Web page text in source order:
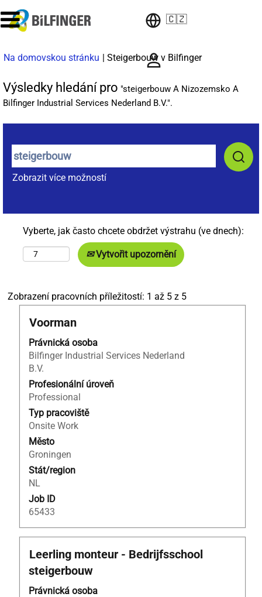
🇨🇿
Na domovskou stránku | Steigerbouw v Bilfinger(aktuální
Výsledky hledání pro "steigerbouw A Nizozemsko A
Bilfinger Industrial Services Nederland B.V.".
Zobrazit více možností
Vyberte, jak často chcete obdržet výstrahu (ve dnech):
Vytvořit upozornění
Zobrazení pracovních příležitostí: 1 až 5 z 5Výsledky
hledání
z
5
Použijte
Titul
Voorman
Právnická osoba
Bilfinger Industrial Services Nederland
B.V.
Profesionální úroveň
Professional
Typ pracoviště
Onsite Work
Město
Groningen
Stát/region
NL
Job ID
65433
Vyberte
zobrazení
veškerých
informací
o
profesi.
Titul
Leerling monteur - Bedrijfsschool
steigerbouw
Právnická osoba
Vyberte
mezerníkem
zobrazení
veškerých